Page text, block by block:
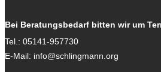
Bei Beratungsbedarf bitten wir um
Tel.: 05141-957730
E-Mail: info@schlingmann.org